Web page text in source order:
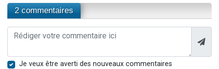
2 commentaires
Je veux être averti des nouveaux commentaires